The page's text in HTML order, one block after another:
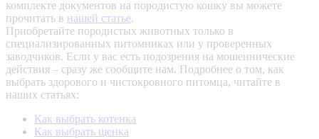
комплекте документов на породистую кошку вы можете
прочитать в нашей статье.
Приобретайте породистых животных только в
специализированных питомниках или у проверенных
заводчиков. Если у вас есть подозрения на мошеннические
действия – сразу же сообщите нам. Подробнее о том, как
выбрать здорового и чистокровного питомца, читайте в
наших статьях:
Как выбрать котенка
Как выбрать щенка